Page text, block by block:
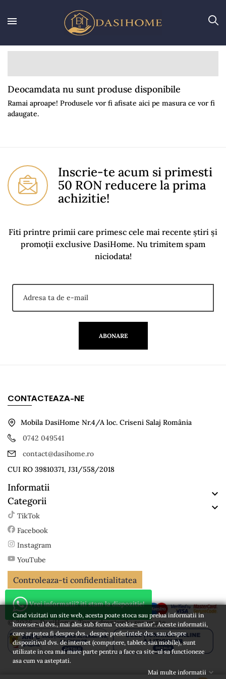
Deocamdata nu sunt produse disponibile
Ramai aproape! Produsele vor fi afisate aici pe masura ce vor fi
adaugate.
Inscrie-te acum si primesti
50 RON reducere la prima
achizitie!
Fiti printre primii care primesc cele mai recente știri și
promoții exclusive DasiHome. Nu trimitem spam
niciodata!
ABONARE
CONTACTEAZA-NE
Mobila DasiHome Nr.4/A loc. Criseni Salaj România
0742 049541
contact@dasihome.ro
CUI RO 39810371, J31/558/2018
Informatii

Categorii

TikTok
Facebook
Instagram
YouTube
Controleaza-ti confidentialitatea
© 2026 - DasiHome. Toate drepturile rezervate
Vrei informatii? iti stam la dispozitie!
Cand vizitati un site web, acesta poate stoca sau prelua informatii in
browser-ul dvs., mai ales sub forma "cookie-urilor". Aceste informatii,
care ar putea fi despre dvs., despre preferintele dvs. sau despre
dispozitivul dvs. de internet (computere, tablete sau mobile), sunt
utilizate in cea mai mare parte pentru a face ca site-ul sa functioneze
asa cum va asteptati.
Mai multe informatii